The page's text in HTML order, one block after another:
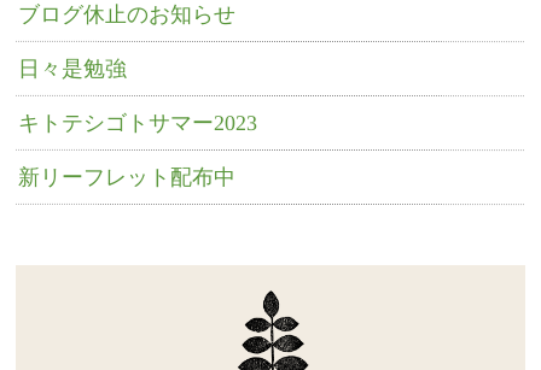
ブログ休止のお知らせ
日々是勉強
キトテシゴトサマー2023
新リーフレット配布中